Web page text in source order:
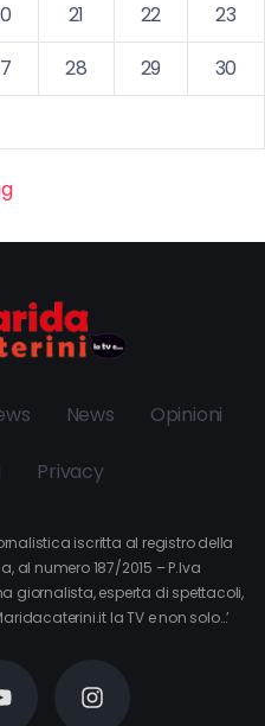
21 22
23
28 29
30
News Opinioni
Privacy
iscritta al registro della
al numero 187/2015 – P.Iva
giornalista, esperta di spettacoli,
la TV e non solo…’